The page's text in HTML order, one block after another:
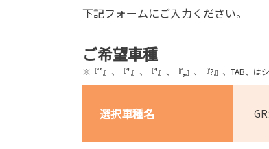
下記フォームにご入力ください。
ご希望車種
※『”』、『"』、『'』、『,』、『?』、TAB、は
選択車種名